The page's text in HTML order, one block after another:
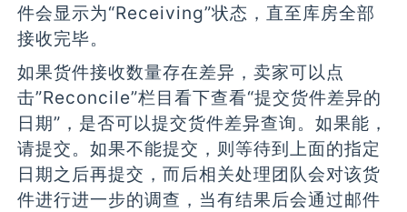
件会显示为“Receiving”状态，直至库房全部
接收完毕。
如果货件接收数量存在差异，卖家可以点
击”Reconcile”栏目看下查看“提交货件差异的
日期”，是否可以提交货件差异查询。如果能，
请提交。如果不能提交，则等待到上面的指定
日期之后再提交，而后相关处理团队会对该货
件进行进一步的调查，当有结果后会通过邮件